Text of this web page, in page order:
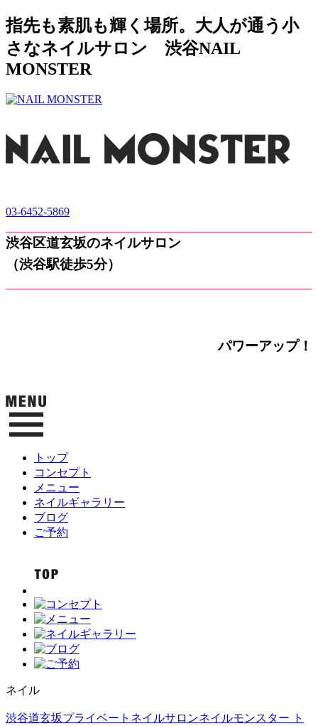
指先も素肌も輝く場所。大人が通う小
さなネイルサロン 渋谷NAIL
MONSTER
03-6452-5869
渋谷区道玄坂のネイルサロン
（渋谷駅徒歩5分）
パワーアップ！
トップ
コンセプト
メニュー
ネイルギャラリー
ブログ
ご予約
ネイル
渋谷道玄坂プライベートネイルサロンネイルモンスター ト